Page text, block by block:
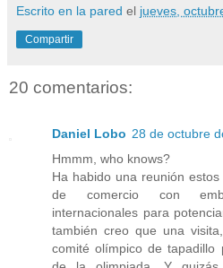
Escrito en la pared el jueves,
Compartir
20 comentarios:
Daniel Lobo 28 de octubre
Hmmm, who knows?
Ha habido una reunión
de comercio con
internacionales para
también creo que una
comité olímpico de